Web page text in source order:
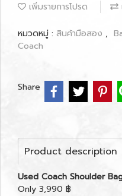
เพิ่มรายการโปรด
หมวดหมู่ : สินค้ามือสอง ,
Coach
Share
Product description
Used Coach Shoulder
Only 3,990 ฿